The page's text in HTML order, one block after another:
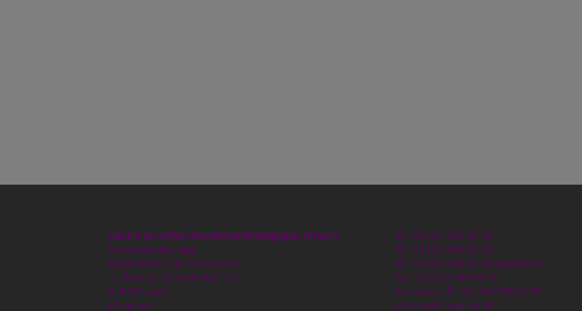
Centre de recherches phénoménologiques (Creph)
Université de Liège
Département de Philosophie
7, Place du 20-Août (Bât. A1)
B-4000 Liège
(Belgium)
+32 (0)4 366 95 16
+32 (0)4 366 55 93
+32 (0)4 366 55 64 (aesthetics)
Fax +32 (0)4 366 55 59
Secretary:
+32 (0)4 366 55 99
d.seron@uliege.be